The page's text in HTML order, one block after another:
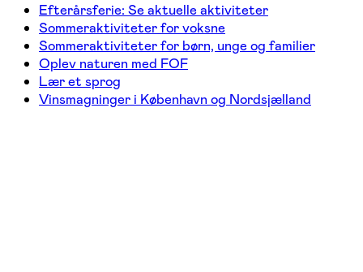
Efterårsferie: Se aktuelle aktiviteter
Sommeraktiviteter for voksne
Sommeraktiviteter for børn, unge og familier
Oplev naturen med FOF
Lær et sprog
Vinsmagninger i København og Nordsjælland